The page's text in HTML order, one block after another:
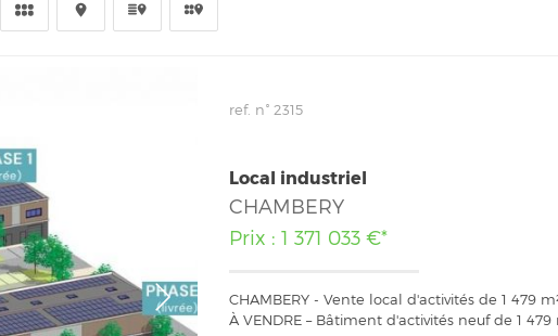
ref. n° 2315
Local industriel
CHAMBERY
Prix : 1 371 033 €*
CHAMBERY - Vente local d'activités de 1 479
À VENDRE – Bâtiment d'activités neuf de 1